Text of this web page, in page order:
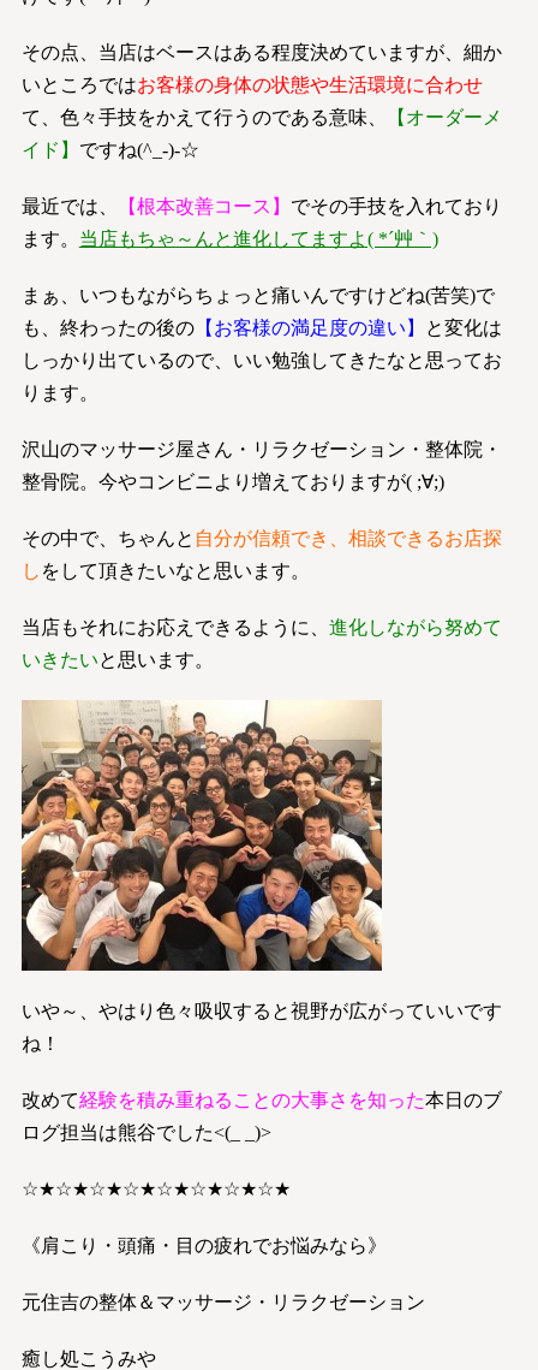
その点、当店はベースはある程度決めていますが、細か
いところではお客様の身体の状態や生活環境に合わせ
て、色々手技をかえて行うのである意味、
【オーダーメ
イド】 ですね(^_-)-☆
最近では、 【根本改善コース】 でその手技を入れており
ます。 当店もちゃ～んと進化してますよ( *´艸｀)
まぁ、いつもながらちょっと痛いんですけどね(苦笑)で
も、終わったの後の【お客様の満足度の違い】
と変化は
しっかり出ているので、いい勉強してきたなと思ってお
ります。
沢山のマッサージ屋さん・リラクゼーション・整体院・
整骨院。今やコンビニより増えておりますが( ;∀;)
その中で、ちゃんと 自分が信頼でき、相談できるお店探
し をして頂きたいなと思います。
当店もそれにお応えできるように、 進化しながら努めて
いきたいと思います。
いや～、やはり色々吸収すると視野が広がっていいです
ね！
改めて経験を積み重ねることの大事さを知った本日のブ
ログ担当は熊谷でした<(_ _)>
☆★☆★☆★☆★☆★☆★☆★☆★
《肩こり・頭痛・目の疲れでお悩みなら》
元住吉の整体＆マッサージ・リラクゼーション
癒し処こうみや